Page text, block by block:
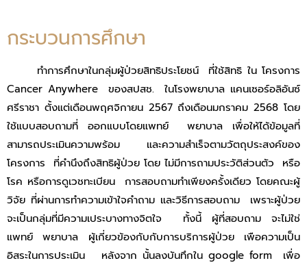
กระบวนการศึกษา
ทำการศึกษาในกลุ่มผู้ป่วยสิทธิประโยชน์ ที่ใช้สิทธิ ใน โครงการ
Cancer Anywhere ของสปสช. ในโรงพยาบาล แคนเซอร์อลิอันซ์
ศรีราชา ตั้งแต่เดือนพฤศจิกายน 2567 ถึงเดือนมกราคม 2568 โดย
ใช้แบบสอบถามที่ ออกแบบโดยแพทย์ พยาบาล เพื่อให้ได้ข้อมูลที่
สามารถประเมินความพร้อม และความสำเร็จตามวัตถุประสงค์ของ
โครงการ ที่คํานึงถึงสิทธิผู้ป่วย โดย ไม่มีการถามประวัติส่วนตัว หรือ
โรค หรือการดูเวชทะเบียน การสอบถามทำเพียงครั้งเดียว โดยคณะผู้
วิจัย ที่ผ่านการทำความเข้าใจคำถาม และวิธีการสอบถาม เพราะผู้ป่วย
จะเป็นกลุ่มที่มีความเประบางทางจิตใจ ทั้งนี้ ผู้ที่สอบถาม จะไม่ใช่
แพทย์ พยาบาล ผู้เกี่ยวข้องกับกับการบริการผู้ป่วย เพือความเป็น
อิสระในการประเมิน หลังจาก นั้นลงบันทึกใน google form เพื่อ